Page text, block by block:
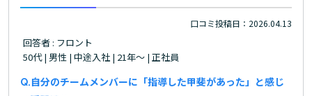
口コミ投稿日：2026.04.13
回答者 : フロント
50代 | 男性 | 中途入社 | 21年～ | 正社員
自分のチームメンバーに「指導した甲斐があった」と感じ